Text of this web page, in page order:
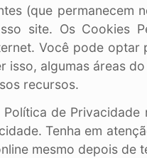
(que permanecem
site. Os Cookies
Você pode
isso, algumas áreas
recursos.
Política de
Tenha em
mesmo depois de